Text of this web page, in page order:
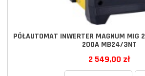
PÓŁAUTOMAT INWERTER MAGNUM MIG
200A MB24/3NT
2 549,00 zł